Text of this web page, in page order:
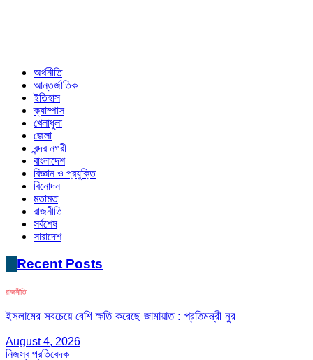
অর্থনীতি
আন্তর্জাতিক
ইতিহাস
ক্যাম্পাস
খেলাধুলা
জেলা
বন্দর নগরী
বাংলাদেশ
বিজ্ঞান ও প্রযুক্তি
বিনোদন
মতামত
রাজনীতি
সর্বশেষ
সারাদেশ
Recent Posts
রাজনীতি
ইসলামের সবচেয়ে বেশি ক্ষতি করেছে জামায়াত : প্রতিমন্ত্রী নুর
August 4, 2026
নিজস্ব প্রতিবেদক